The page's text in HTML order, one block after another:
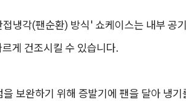
냉각(팬순환) 방식' 쇼케이스는 내부 공
게 건조시킬 수 있습니다.
보완하기 위해 증발기에 팬을 달아 냉